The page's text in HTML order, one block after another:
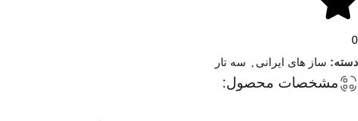
0
دسته: ساز های ایرانی , سه تار
مشخصات محصول: